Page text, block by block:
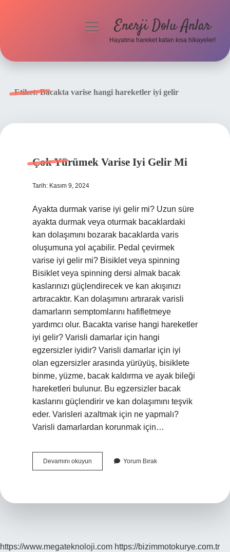
menüyüEnerji Dolu Anlar
Hayatına hareket katan kısa hikayeler!
Etiket:Bacakta varise hangi hareketler iyi gelir
Çok Yürümek Varise Iyi Gelir Mi
Tarih: Kasım 9, 2024
Ayakta durmak varise iyi gelir mi? Uzun süre
ayakta durmak veya oturmak bacaklardaki
kan dolaşımını bozarak bacaklarda varis
oluşumuna yol açabilir. Pedal çevirmek
varise iyi gelir mi? Bisiklet veya spinning
Bisiklet veya spinning dersi almak bacak
kaslarınızı güçlendirecek ve kan akışınızı
artıracaktır. Kan dolaşımını artırarak varisli
damarların semptomlarını hafifletmeye
yardımcı olur. Bacakta varise hangi hareketler
iyi gelir? Varisli damarlar için hangi
egzersizler iyidir? Varisli damarlar için iyi
olan egzersizler arasında yürüyüş, bisiklete
binme, yüzme, bacak kaldırma ve ayak bileği
hareketleri bulunur. Bu egzersizler bacak
kaslarını güçlendirir ve kan dolaşımını teşvik
eder. Varisleri azaltmak için ne yapmalı?
Varisli damarlardan korunmak için…
Devamını okuyun
Yürümek
Yorum Bırak
https://www.megateknoloji.com https://bizimmotokurye.com.tr